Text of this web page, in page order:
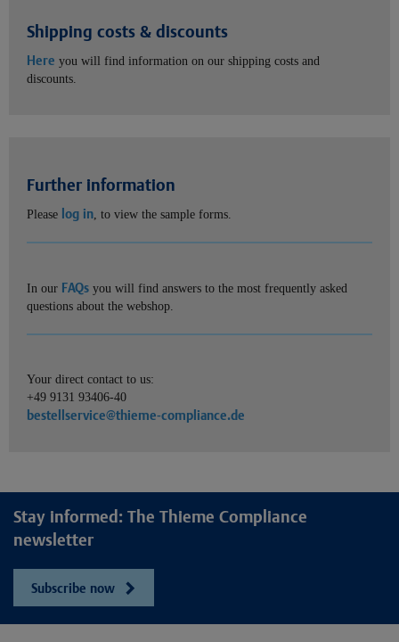
Shipping costs & discounts
Here you will find information on our shipping costs and
discounts.
Further information
Please log in, to view the sample forms.
In our FAQs you will find answers to the most frequently asked
questions about the webshop.
Your direct contact to us:
+49 9131 93406-40
bestellservice@thieme-compliance.de
Stay informed: The Thieme Compliance
newsletter
Subscribe now